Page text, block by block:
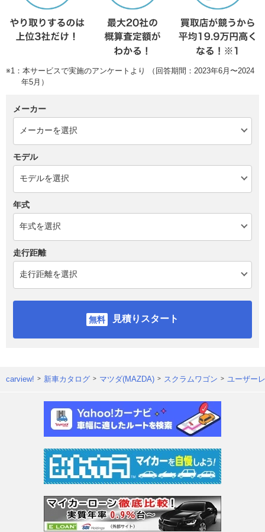
※1：本サービスで実施のアンケートより （回答期間：2023年6月〜2024
年5月）
メーカー
モデル
年式
走行距離
見積りスタート
carview! 新車カタログ マツダ(MAZDA) スクラムワゴン ユーザー